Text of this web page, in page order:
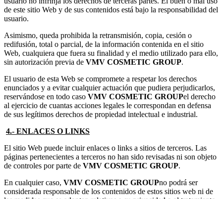
de este sitio Web y de sus contenidos está bajo la responsabilidad del
usuario.
Asimismo, queda prohibida la retransmisión, copia, cesión o
redifusión, total o parcial, de la información contenida en el sitio
Web, cualquiera que fuera su finalidad y el medio utilizado para ello,
sin autorización previa de VMV COSMETIC GROUP.
El usuario de esta Web se compromete a respetar los derechos
enunciados y a evitar cualquier actuación que pudiera perjudicarlos,
reservándose en todo caso VMV COSMETIC GROUPel derecho
al ejercicio de cuantas acciones legales le correspondan en defensa
de sus legítimos derechos de propiedad intelectual e industrial.
4.- ENLACES O LINKS
El sitio Web puede incluir enlaces o links a sitios de terceros. Las
páginas pertenecientes a terceros no han sido revisadas ni son objeto
de controles por parte de VMV COSMETIC GROUP.
En cualquier caso, VMV COSMETIC GROUPno podrá ser
considerada responsable de los contenidos de estos sitios web ni de